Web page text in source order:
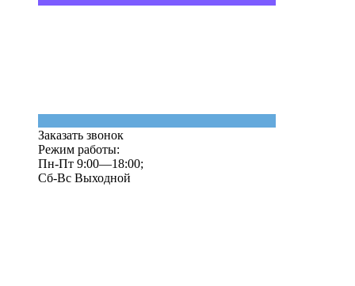
Заказать звонок
Режим работы:
Пн-Пт 9:00—18:00;
Сб-Вс Выходной